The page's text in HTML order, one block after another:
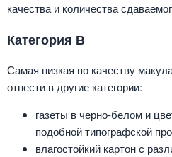
качества и количества
Категория В
Самая низкая по качеству
отнести в другие категории:
газеты в черно-белом и
подобной типографской
влагостойкий картон с